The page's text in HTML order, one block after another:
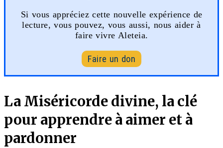
Si vous appréciez cette nouvelle expérience de
lecture, vous pouvez, vous aussi, nous aider à
faire vivre Aleteia.
Faire un don
La Miséricorde divine, la clé
pour apprendre à aimer et à
pardonner